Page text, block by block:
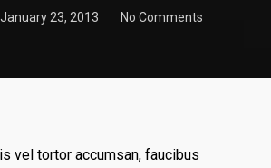
January 23, 2013 No Comments
vel tortor accumsan, faucibus